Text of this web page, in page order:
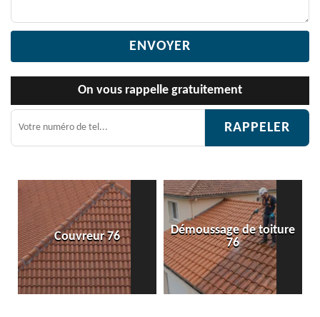
On vous rappelle gratuitement
76
Démoussage de toiture
Etanchéité